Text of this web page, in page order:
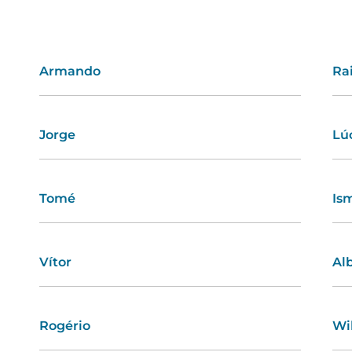
Armando
Jorge
Tomé
Vítor
Rogério
Tatiana
Cecília
Ângela
Sara
Sofia